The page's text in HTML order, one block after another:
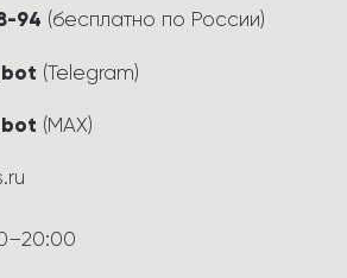
94 (бесплатно по России)
(Telegram)
(MAX)
–20:00